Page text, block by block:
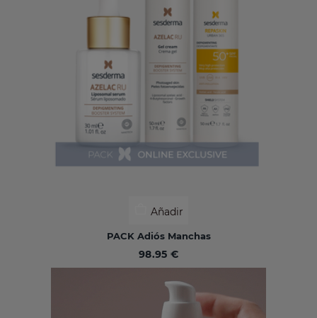
Añadir
PACK Adiós Manchas
98.95 €